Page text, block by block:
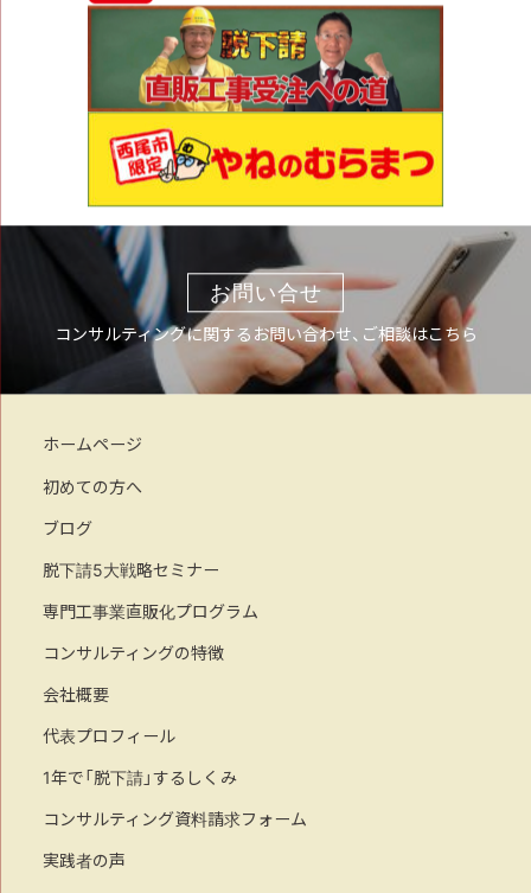
お問い合せ
コンサルティングに関するお問い合わせ、ご相談はこちら
ホームページ
初めての方へ
ブログ
脱下請5大戦略セミナー
専門工事業直販化プログラム
コンサルティングの特徴
会社概要
代表プロフィール
1年で「脱下請」するしくみ
コンサルティング資料請求フォーム
実践者の声